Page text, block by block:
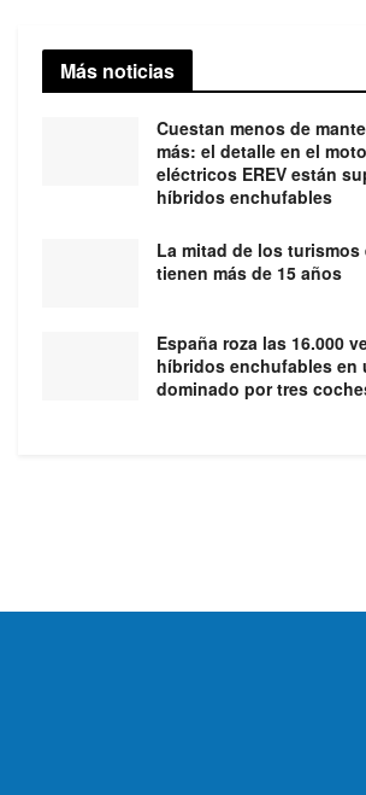
Más noticias
Cuestan menos de
más: el detalle en el
eléctricos EREV están
híbridos enchufables
La mitad de los turismos
tienen más de 15 años
España roza las 16.000
híbridos enchufables en
dominado por tres